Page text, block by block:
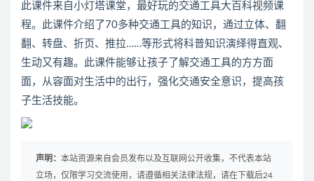
此课件来自小灯塔课堂，最好玩的交通工具大百科视频课
程。此课件介绍了70多种交通工具的知识，通过立体、翻
翻、转盘、折页、推拉……等形式将科普知识演绎得直观、
生动又有趣。此课件能够让孩子了解交通工具的方方面
面，从容面对生活中的出行，强化交通安全意识，提高孩
子生活技能。
声明： 本站资源来自会员发布以及互联网公开收集，不代表本站
立场，仅限学习交流使用，请遵循相关法律法规，请在下载后24